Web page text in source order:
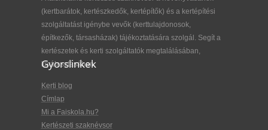
(kertbarátok, kertészkedők, kertépítők) és a kertépítési
szolgáltatást igénybe vevők (kerttulajdonosok,
építkezők, társasházak) tájékoztatására szolgál. Segít a
kertészetek és kerti szolgáltatók megtalálásában,
kiválasztásában.
Gyorslinkek
Kerti blog
Címlap
Mi a Faiskola.hu?
Kertészeti szaknévsor